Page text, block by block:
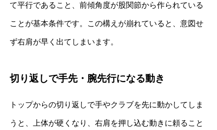
て平行であること、前傾角度が股関節から作られている
ことが基本条件です。この構えが崩れていると、意図せ
ず右肩が早く出てしまいます。
切り返しで手先・腕先行になる動き
トップからの切り返しで手やクラブを先に動かしてしま
うと、上体が硬くなり、右肩を押し込む動きに頼ること